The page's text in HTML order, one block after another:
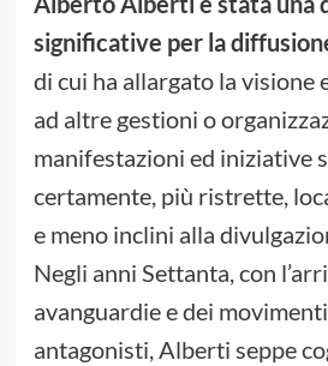
significative per la
di cui ha allargato la visione
ad altre gestioni o
manifestazioni ed iniziative
certamente, più ristrette,
e meno inclini alla
Negli anni Settanta, con
avanguardie e dei
antagonisti, Alberti seppe